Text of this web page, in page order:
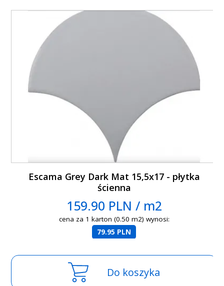
Escama Grey Dark Mat 15,5x17 - płytka
ścienna
159.90 PLN / m2
cena za 1 karton (0.50 m2) wynosi:
79.95 PLN
Do koszyka